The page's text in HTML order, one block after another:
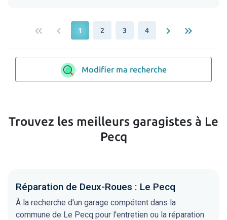
keyboard_double_arrow_left keyboard_arrow_left 1 2 3 4 keyboard_arrow_right keyboard_double_arrow_right
Modifier ma recherche
Trouvez les meilleurs garagistes à Le
Pecq
Réparation de Deux-Roues : Le Pecq
À la recherche d'un garage compétent dans la
commune de Le Pecq pour l'entretien ou la réparation